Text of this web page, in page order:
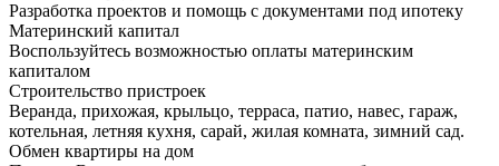
Разработка проектов и помощь с документами под ипотеку
Материнский капитал
Воспользуйтесь возможностью оплаты материнским
капиталом
Строительство пристроек
Веранда, прихожая, крыльцо, терраса, патио, навес, гараж,
котельная, летняя кухня, сарай, жилая комната, зимний сад.
Обмен квартиры на дом